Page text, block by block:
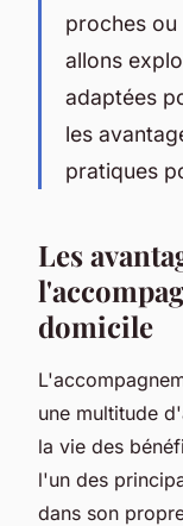
proches
allons
adaptées
les
pratiques
Les
domicile
une multitude
la vie des
l'un des
dans son